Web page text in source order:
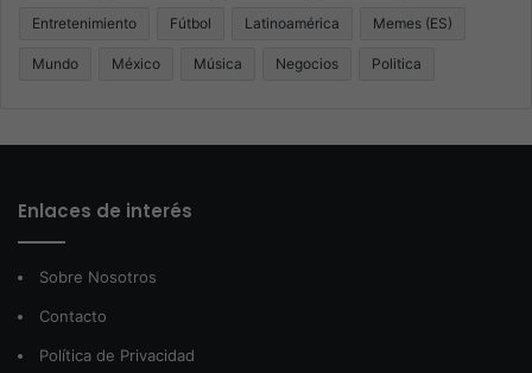
Entretenimiento Fútbol Latinoamérica Memes (ES)
Mundo México Música Negocios Politica
Enlaces de interés
Sobre Nosotros
Contacto
Política de Privacidad